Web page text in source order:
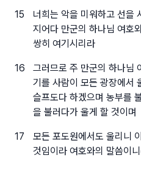
15
너희는 악을 미워하고 선을
지어다 만군의 하나님 여호
쌍히 여기시리라
16
그러므로 주 만군의 하나님
기를 사람이 모든 광장에서
슬프도다 하겠으며 농부를
을 불러다가 울게 할 것이며
17
모든 포도원에서도 울리니
것임이라 여호와의 말씀이